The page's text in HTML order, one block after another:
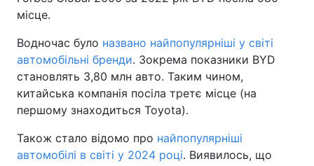
місце.
Водночас було названо найпопулярніші у світі
автомобільні бренди. Зокрема показники BYD
становлять 3,80 млн авто. Таким чином,
китайська компанія посіла третє місце (на
першому знаходиться Toyota).
Також стало відомо про найпопулярніші
автомобілі в світі у 2024 році. Виявилось, що